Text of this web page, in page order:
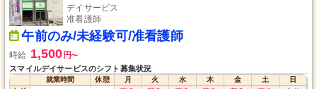
デイサービス
准看護師
午前のみ/未経験可/准看護師
時給 1,500 円〜
スマイルデイサービスのシフト募集状況
就業時間 休憩 月 火 水 木 金 土
日